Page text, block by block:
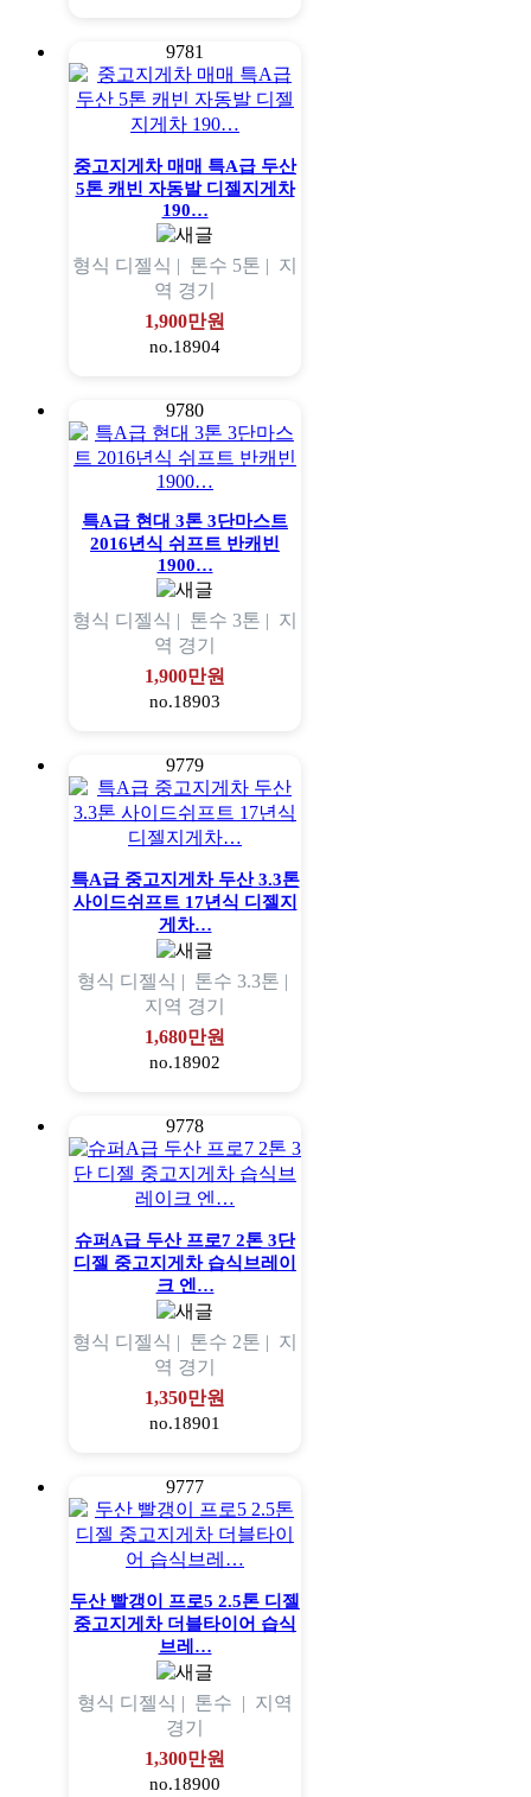
9781
중고지게차 매매 특A급 두산
5톤 캐빈 자동발 디젤지게차
190…
형식 디젤식 | 톤수 5톤 | 지
역 경기
1,900만원
no.18904
9780
특A급 현대 3톤 3단마스트
2016년식 쉬프트 반캐빈
1900…
형식 디젤식 | 톤수 3톤 | 지
역 경기
1,900만원
no.18903
9779
특A급 중고지게차 두산 3.3톤
사이드쉬프트 17년식 디젤지
게차…
형식 디젤식 | 톤수 3.3톤 |
지역 경기
1,680만원
no.18902
9778
슈퍼A급 두산 프로7 2톤 3단
디젤 중고지게차 습식브레이
크 엔…
형식 디젤식 | 톤수 2톤 | 지
역 경기
1,350만원
no.18901
9777
두산 빨갱이 프로5 2.5톤 디젤
중고지게차 더블타이어 습식
브레…
형식 디젤식 | 톤수 | 지역
경기
1,300만원
no.18900